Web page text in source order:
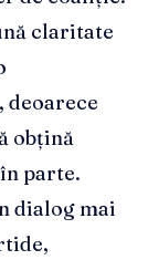
claritate
obțină
parte.
dialog mai